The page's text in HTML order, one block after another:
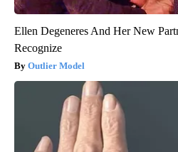
Ellen Degeneres And Her New
Recognize
Outlier Model